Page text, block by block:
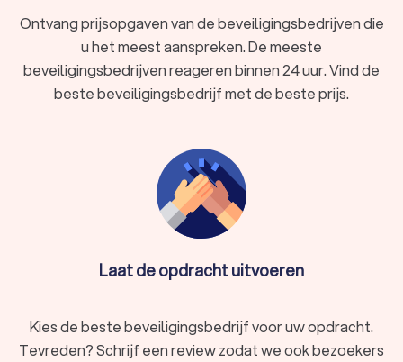
Ontvang prijsopgaven van de beveiligingsbedrijven die
u het meest aanspreken. De meeste
beveiligingsbedrijven reageren binnen 24 uur. Vind de
beste beveiligingsbedrijf met de beste prijs.
Laat de opdracht uitvoeren
Kies de beste beveiligingsbedrijf voor uw opdracht.
Tevreden? Schrijf een review zodat we ook bezoekers